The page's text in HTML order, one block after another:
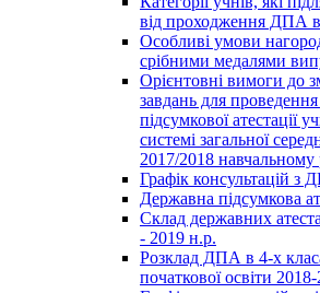
від проходження ДПА в
Особливі умови
срібними медалями
Орієнтовні вимоги до
завдань для
підсумкової атестації
системі загальної
2017/2018 навчальному
Графік консультацій
Державна підсумкова
Склад державних
- 2019 н.р.
Розклад ДПА в 4-х
початкової освіти